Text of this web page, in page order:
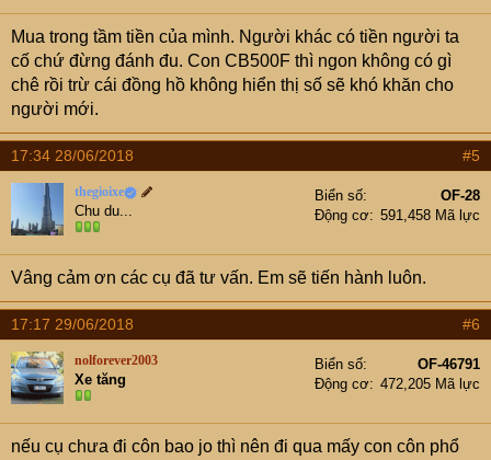
Mua trong tầm tiền của mình. Người khác có tiền người ta
cố chứ đừng đánh đu. Con CB500F thì ngon không có gì
chê rồi trừ cái đồng hồ không hiển thị số sẽ khó khăn cho
người mới.
17:34 28/06/2018 #5
thegioixe
Chu du...
Biển số
OF-28
Động cơ
591,458 Mã lực
Vâng cảm ơn các cụ đã tư vấn. Em sẽ tiến hành luôn.
17:17 29/06/2018 #6
nolforever2003
Xe tăng
Biển số
OF-46791
Động cơ
472,205 Mã lực
nếu cụ chưa đi côn bao jo thì nên đi qua mấy con côn phổ